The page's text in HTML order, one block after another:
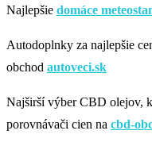
Najlepšie domáce
Autodoplnky za najlepšie
obchod autoveci.sk
Najširší výber CBD olejov,
porovnávači cien na cbd-